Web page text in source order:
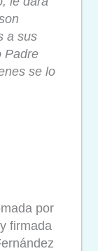
a sus
Padre
se lo
por
firmada